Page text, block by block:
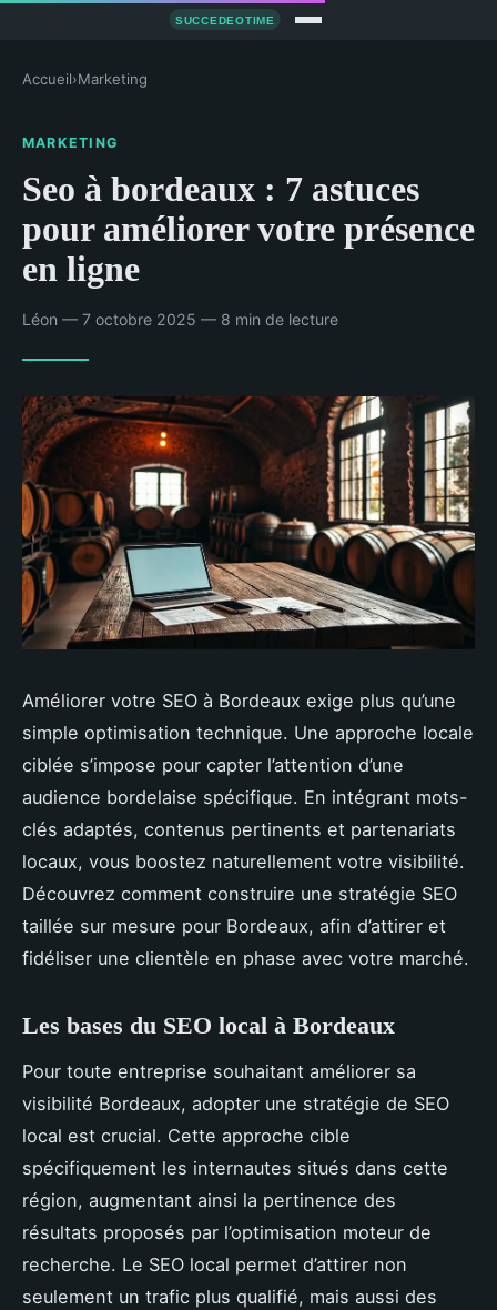
Accueil›Marketing
MARKETING
Seo à bordeaux : 7 astuces
pour améliorer votre présence
en ligne
Léon — 7 octobre 2025 — 8 min de lecture
Améliorer votre SEO à Bordeaux exige plus qu’une
simple optimisation technique. Une approche locale
ciblée s’impose pour capter l’attention d’une
audience bordelaise spécifique. En intégrant mots-
clés adaptés, contenus pertinents et partenariats
locaux, vous boostez naturellement votre visibilité.
Découvrez comment construire une stratégie SEO
taillée sur mesure pour Bordeaux, afin d’attirer et
fidéliser une clientèle en phase avec votre marché.
Les bases du SEO local à Bordeaux
Pour toute entreprise souhaitant améliorer sa
visibilité Bordeaux, adopter une stratégie de SEO
local est crucial. Cette approche cible
spécifiquement les internautes situés dans cette
région, augmentant ainsi la pertinence des
résultats proposés par l’optimisation moteur de
recherche. Le SEO local permet d’attirer non
seulement un trafic plus qualifié, mais aussi des